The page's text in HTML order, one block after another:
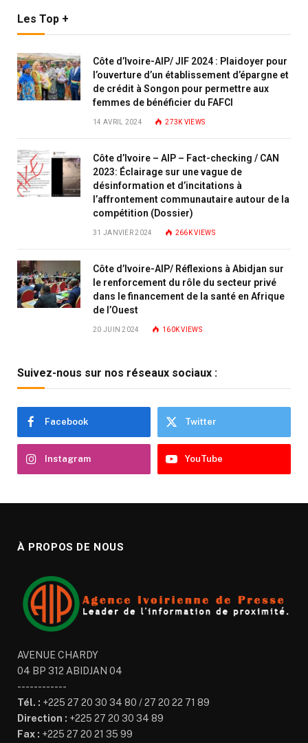
Les Top +
Côte d’Ivoire-AIP/ JIF 2024 : Plaidoyer pour
l’ouverture d’un établissement d’épargne et
de crédit à Songon pour permettre aux
femmes de bénéficier du FAFCI
14 AVRIL 2024 273K VIEWS
Côte d’Ivoire – AIP – Fact-checking / CAN
2023: Éclairage sur une vague de
désinformation et d’incitations à
l’affrontement communautaire autour de la
compétition (Dossier)
31 JANVIER 2024 266KVIEWS
Côte d’Ivoire-AIP/ Réflexions à Abidjan sur
le renforcement du rôle du secteur privé
dans le financement de la santé en Afrique
de l’Ouest
20 JUIN 2024 160KVIEWS
Suivez-nous sur nos réseaux sociaux :
Facebook Twitter
Instagram YouTube
À PROPOS DE NOUS
AVENUE CHARDY
04 BP 312 ABIDJAN 04
------------
Tél. : +225 27 20 30 34 80 / 27 20 22 71 89
Direction : +225 27 20 30 34 89
Fax : +225 27 20 21 35 99